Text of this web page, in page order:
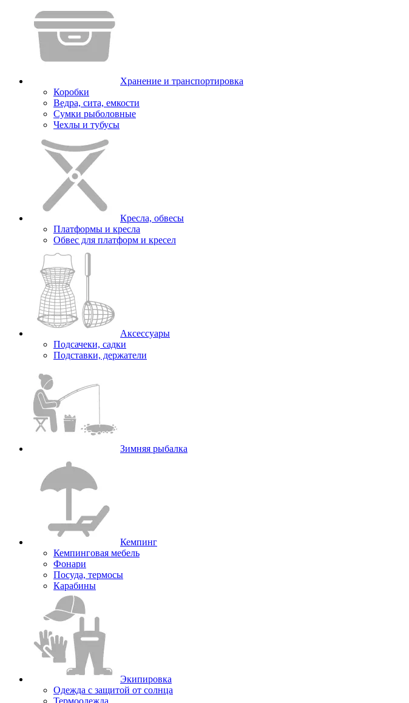
Хранение и транспортировка
Коробки
Ведра, сита, емкости
Сумки рыболовные
Чехлы и тубусы
Кресла, обвесы
Платформы и кресла
Обвес для платформ и кресел
Аксессуары
Подсачеки, садки
Подставки, держатели
Зимняя рыбалка
Кемпинг
Кемпинговая мебель
Фонари
Посуда, термосы
Карабины
Экипировка
Одежда с защитой от солнца
Термоодежда